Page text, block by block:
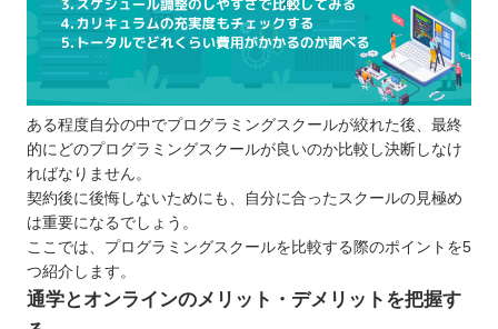
ある程度自分の中でプログラミングスクールが絞れた後、最終
的にどのプログラミングスクールが良いのか比較し決断しなけ
ればなりません。
契約後に後悔しないためにも、自分に合ったスクールの見極め
は重要になるでしょう。
ここでは、プログラミングスクールを比較する際のポイントを5
つ紹介します。
通学とオンラインのメリット・デメリットを把握す